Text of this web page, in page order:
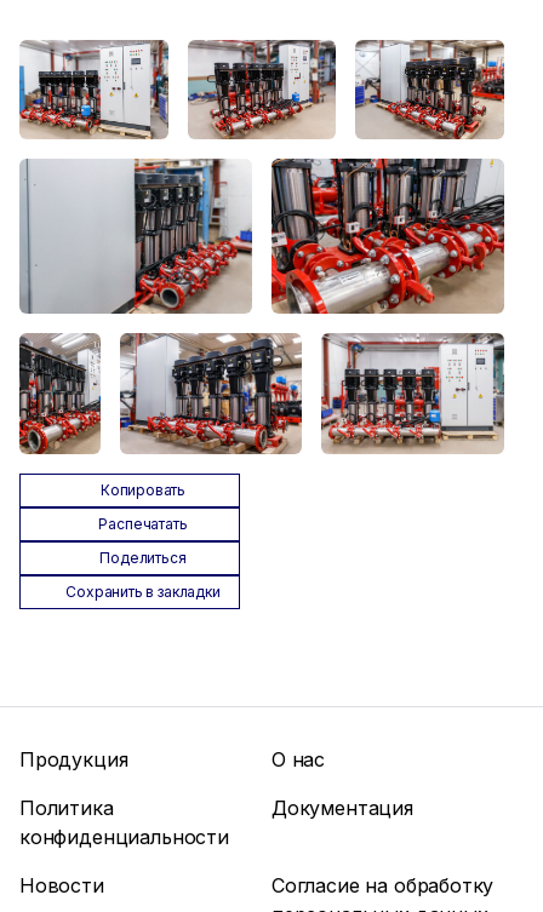
Копировать
Распечатать
Поделиться
Сохранить в закладки
Продукция
О нас
Политика
конфиденциальности
Документация
Новости
Согласие на обработку